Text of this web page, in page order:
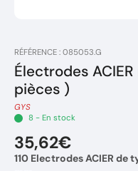
RÉFÉRENCE : 085053.G
Électrodes
pièces )
GYS
8 - En stock
35,62€
110 Electrodes ACIER de